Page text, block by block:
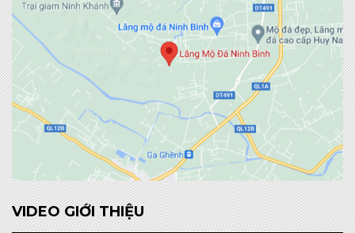
VIDEO GIỚI THIỆU